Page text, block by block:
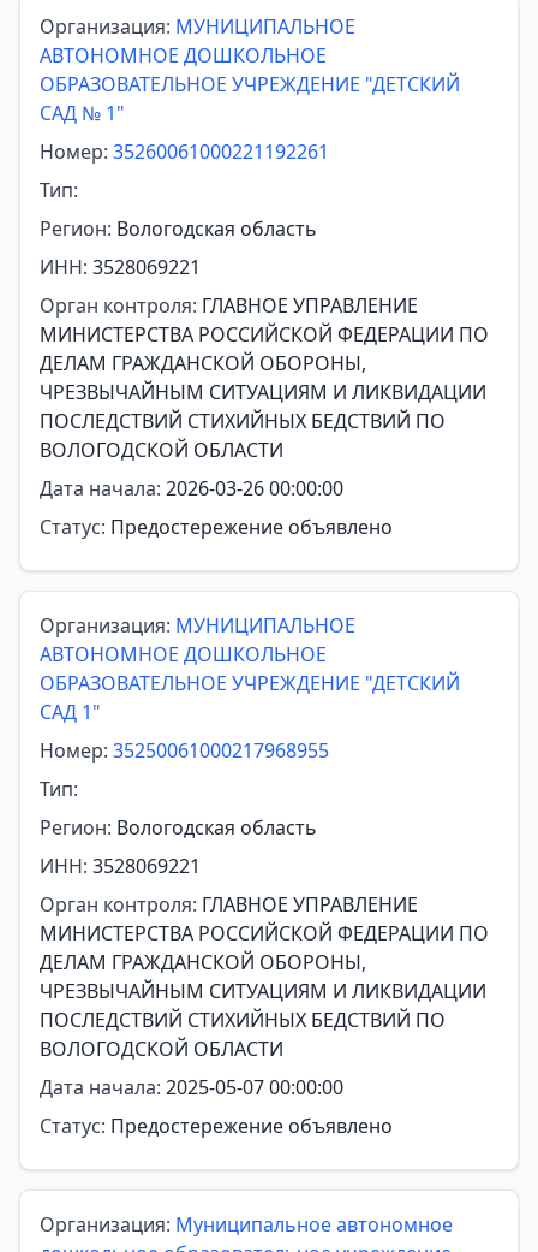
Организация: МУНИЦИПАЛЬНОЕ
АВТОНОМНОЕ ДОШКОЛЬНОЕ
ОБРАЗОВАТЕЛЬНОЕ УЧРЕЖДЕНИЕ "ДЕТСКИЙ
САД № 1"
Номер: 35260061000221192261
Тип:
Регион: Вологодская область
ИНН: 3528069221
Орган контроля: ГЛАВНОЕ УПРАВЛЕНИЕ
МИНИСТЕРСТВА РОССИЙСКОЙ ФЕДЕРАЦИИ ПО
ДЕЛАМ ГРАЖДАНСКОЙ ОБОРОНЫ,
ЧРЕЗВЫЧАЙНЫМ СИТУАЦИЯМ И ЛИКВИДАЦИИ
ПОСЛЕДСТВИЙ СТИХИЙНЫХ БЕДСТВИЙ ПО
ВОЛОГОДСКОЙ ОБЛАСТИ
Дата начала: 2026-03-26 00:00:00
Статус: Предостережение объявлено
Организация: МУНИЦИПАЛЬНОЕ
АВТОНОМНОЕ ДОШКОЛЬНОЕ
ОБРАЗОВАТЕЛЬНОЕ УЧРЕЖДЕНИЕ "ДЕТСКИЙ
САД 1"
Номер: 35250061000217968955
Тип:
Регион: Вологодская область
ИНН: 3528069221
Орган контроля: ГЛАВНОЕ УПРАВЛЕНИЕ
МИНИСТЕРСТВА РОССИЙСКОЙ ФЕДЕРАЦИИ ПО
ДЕЛАМ ГРАЖДАНСКОЙ ОБОРОНЫ,
ЧРЕЗВЫЧАЙНЫМ СИТУАЦИЯМ И ЛИКВИДАЦИИ
ПОСЛЕДСТВИЙ СТИХИЙНЫХ БЕДСТВИЙ ПО
ВОЛОГОДСКОЙ ОБЛАСТИ
Дата начала: 2025-05-07 00:00:00
Статус: Предостережение объявлено
Организация: Муниципальное автономное